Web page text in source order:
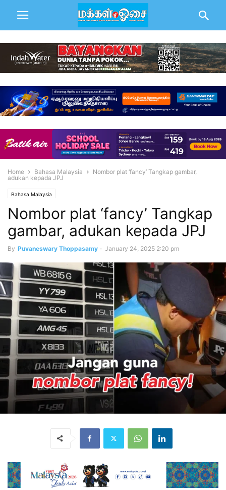
Home Bahasa Malaysia
Nombor plat ‘fancy’ Tangkap gambar,
adukan kepada JPJ
Bahasa Malaysia
Nombor plat ‘fancy’ Tangkap
gambar, adukan kepada JPJ
By Puvaneswary Thoppasamy - January 24, 2025 2:20 pm